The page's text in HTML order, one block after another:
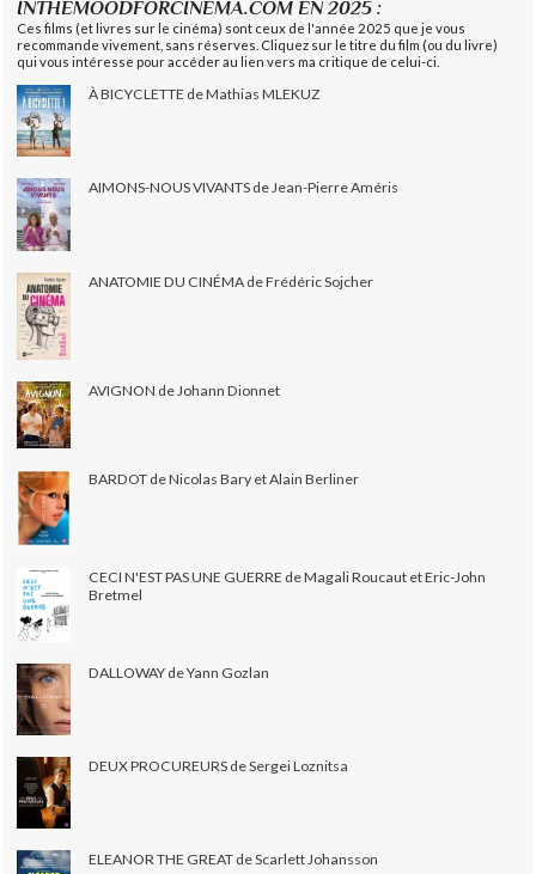
INTHEMOODFORCINEMA.COM EN 2025 :
Ces films (et livres sur le cinéma) sont ceux de l'année 2025 que je vous
recommande vivement, sans réserves. Cliquez sur le titre du film (ou du livre)
qui vous intéresse pour accéder au lien vers ma critique de celui-ci.
À BICYCLETTE de Mathias MLEKUZ
AIMONS-NOUS VIVANTS de Jean-Pierre Améris
ANATOMIE DU CINÉMA de Frédéric Sojcher
AVIGNON de Johann Dionnet
BARDOT de Nicolas Bary et Alain Berliner
CECI N'EST PAS UNE GUERRE de Magali Roucaut et Eric-John
Bretmel
DALLOWAY de Yann Gozlan
DEUX PROCUREURS de Sergei Loznitsa
ELEANOR THE GREAT de Scarlett Johansson